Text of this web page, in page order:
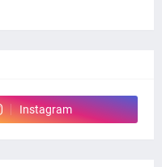
Instagram